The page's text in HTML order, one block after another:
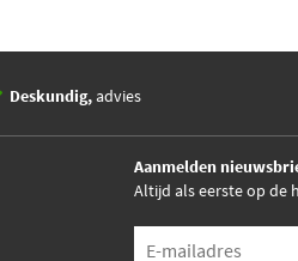
Deskundig,advies
Aanmelden
Altijd als eerste op de